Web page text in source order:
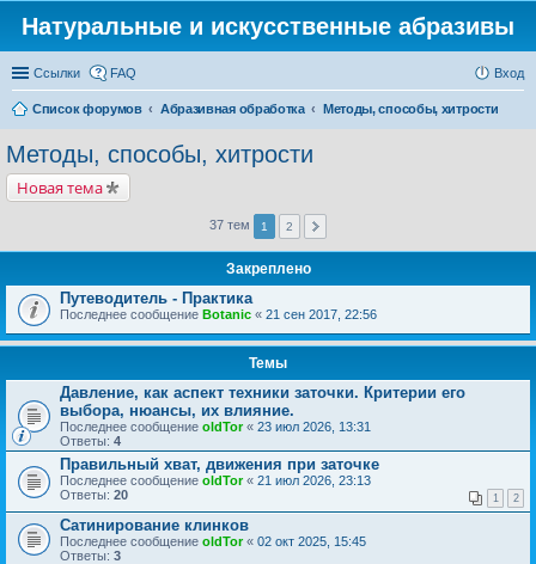
Натуральные и искусственные абразивы
Ссылки FAQ Вход
Список форумов Абразивная обработка Методы, способы, хитрости
Методы, способы, хитрости
Новая тема
37 тем 1 2
Закреплено
Путеводитель - Практика
Последнее сообщение Botanic « 21 сен 2017, 22:56
Темы
Давление, как аспект техники заточки. Критерии его
выбора, нюансы, их влияние.
Последнее сообщение oldTor« 23 июл 2026, 13:31
Ответы: 4
Правильный хват, движения при заточке
Последнее сообщение oldTor« 21 июл 2026, 23:13
Ответы: 20 1 2
Сатинирование клинков
Последнее сообщение oldTor« 02 окт 2025, 15:45
Ответы: 3